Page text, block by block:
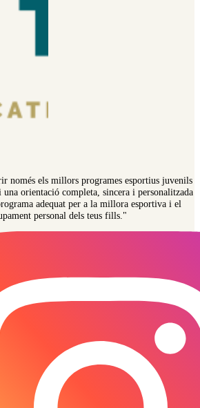
només els millors programes esportius juvenils
orientació completa, sincera i personalitzada
adequat per a la millora esportiva i el
personal dels teus fills."